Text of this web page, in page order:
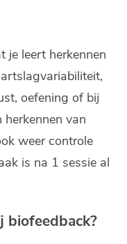
je leert herkennen
oefening of bij
van
weer controle
is na 1 sessie al
biofeedback?